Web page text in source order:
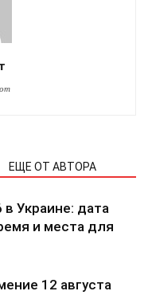
ЕЩЕ ОТ АВТОРА
Украине: дата
и места для
12 августа